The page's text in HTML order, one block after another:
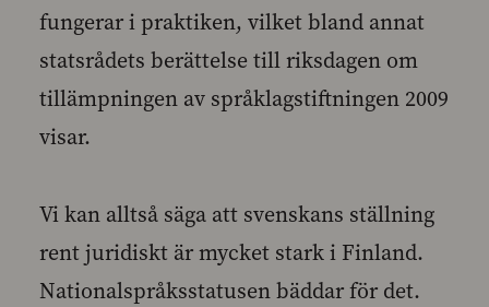
fungerar i praktiken, vilket bland annat
statsrådets berättelse till riksdagen om
tillämpningen av språklagstiftningen 2009
visar.
Vi kan alltså säga att svenskans ställning
rent juridiskt är mycket stark i Finland.
Nationalspråksstatusen bäddar för det.